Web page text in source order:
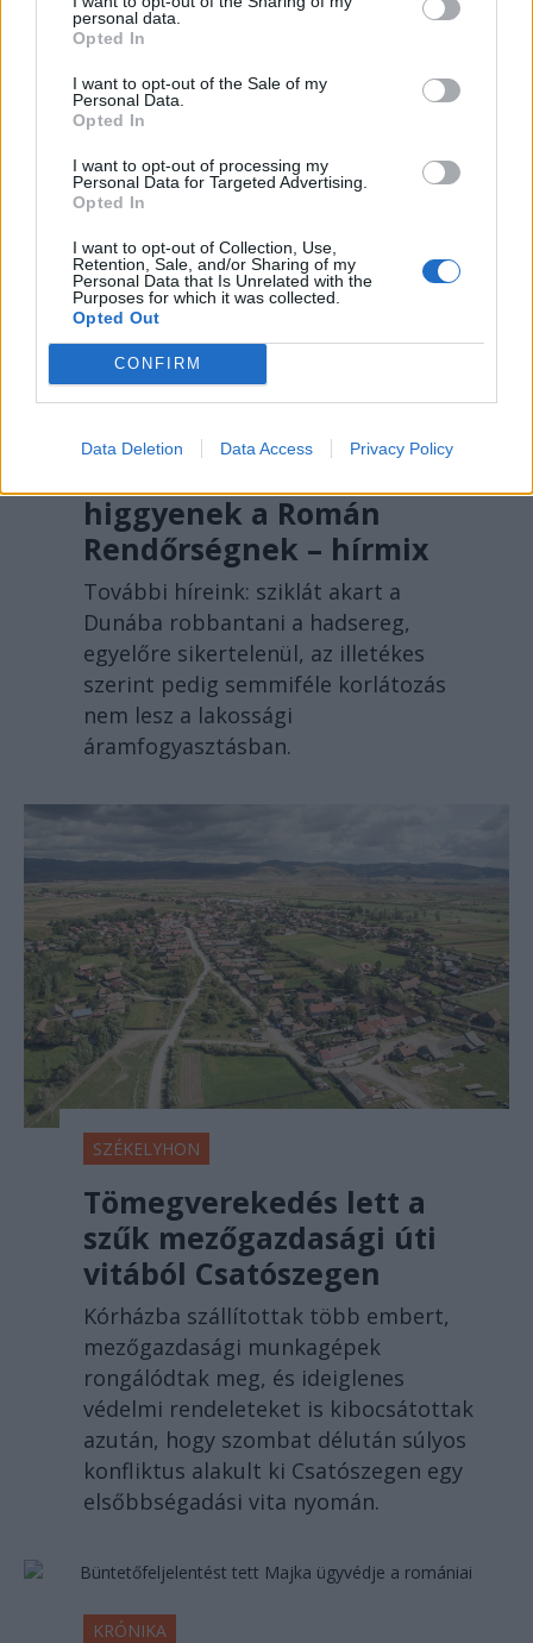
personal data.
Opted In
I want to opt-out of the Sale of my
Personal Data.
Opted In
I want to opt-out of processing my
Personal Data for Targeted Advertising.
Opted In
I want to opt-out of Collection, Use,
Retention, Sale, and/or Sharing of my
Personal Data that Is Unrelated with the
Purposes for which it was collected.
Opted Out
CONFIRM
Data Deletion Data Access Privacy Policy
be.
FŐTÉR
A Román Rendőrség azt
higgyenek a Román
Rendőrségnek – hírmix
További híreink: sziklát akart a
Dunába robbantani a hadsereg,
egyelőre sikertelenül, az illetékes
szerint pedig semmiféle korlátozás
nem lesz a lakossági
áramfogyasztásban.
SZÉKELYHON
Tömegverekedés lett a
szűk mezőgazdasági úti
vitából Csatószegen
Kórházba szállítottak több embert,
mezőgazdasági munkagépek
rongálódtak meg, és ideiglenes
védelmi rendeleteket is kibocsátottak
azután, hogy szombat délután súlyos
konfliktus alakult ki Csatószegen egy
elsőbbségadási vita nyomán.
KRÓNIKA